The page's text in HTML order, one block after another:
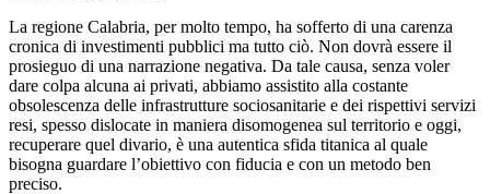
La regione Calabria, per molto tempo, ha sofferto di una carenza
cronica di investimenti pubblici ma tutto ciò. Non dovrà essere il
prosieguo di una narrazione negativa. Da tale causa, senza voler
dare colpa alcuna ai privati, abbiamo assistito alla costante
obsolescenza delle infrastrutture sociosanitarie e dei rispettivi servizi
resi, spesso dislocate in maniera disomogenea sul territorio e oggi,
recuperare quel divario, è una autentica sfida titanica al quale
bisogna guardare l’obiettivo con fiducia e con un metodo ben
preciso.